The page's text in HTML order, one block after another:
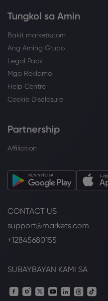
Tungkol sa Amin
Bakit markets.com
Ang Aming Grupo
Legal Pack
Mga Reklamo
Help Centre
Cookie Disclosure
Partnership
Affiliation
CONTACT US
support@markets.com
+12845680155
SUBAYBAYAN KAMI SA